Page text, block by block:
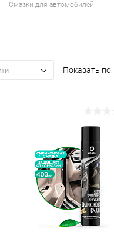
Смазки для автомобилей
Показать по: